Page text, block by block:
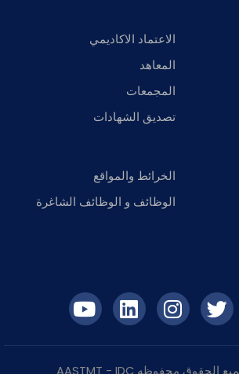
الاعتماد الاكاديمي
المعاهد
المجمعات
تصديق الشهادات
الخرائط والمواقع
الوظائف و الوظائف الشاغرة
IDC
- AASTMT